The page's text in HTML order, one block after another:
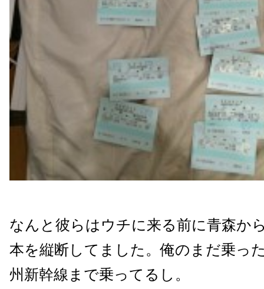
なんと彼らはウチに来る前に青森か
本を縦断してました。俺のまだ乗っ
州新幹線まで乗ってるし。